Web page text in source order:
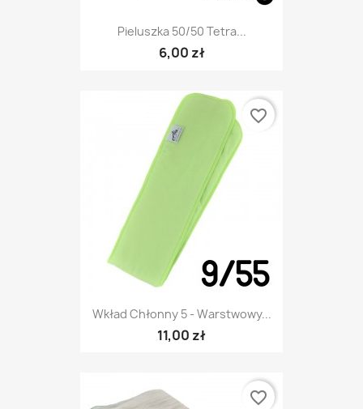
Pieluszka 50/50 Tetra...
6,00 zł
Wkład Chłonny 5 - Warstwowy...
11,00 zł
favorite_border
favorite_border